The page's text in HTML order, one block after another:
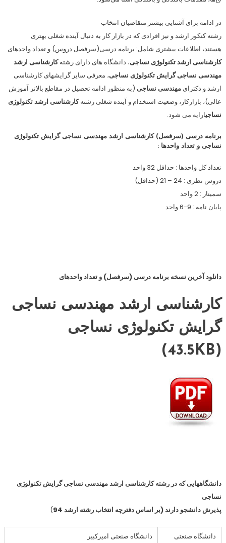
در ادامه برای آشنایی بیشتر متقاضیان انتخاب
رشته کنکور ارشد و نیز افرادی که در بازار کار به دنبال آینده شغلی بهتری
هستند، اطلاعات بیشتری شامل: برنامه درسی(سرفصل دروس) و تعداد واحدهای
کارشناسی ارشد تکنولوژی‌ نساجی‌، دانشگاه های دارای رشتهکارشناسی ارشد
مهندسی نساجی گرایشتکنولوژی نساجی، معرفی سایر گرایشهای کارشناسی
ارشد و دکترایمهندسی نساجی (به منظور ادامه تحصیل در مقاطع بالاتر آموزش
عالی)، بازارکار، وضعیت استخدام و آینده شغلی رشته کارشناسی ارشد تکنولوژی‌
نساجیارایه می شود.
برنامه درسی (سرفصل) کارشناسی ارشد مهندسی نساجی گرایش تکنولوژی
نساجی و تعداد واحدها :
تعداد کل واحدها : حداقل 32 واحد
دروس نظری : 24
–
21(حداقل)
سمینار : 2واحد
پایان نامه : 9-6 واحد
دانلود آخرین نسخه برنامه درسی (سرفصل) و تعداد واحدهای
کارشناسی ارشد مهندسی نساجی
گرایش تکنولوژی نساجی
(43.5KB)
دانشگاههایی که در رشته کارشناسی ارشد مهندسی نساجی گرایش تکنولوژی
نساجی
پذیرش دانشجو دارند (بر اساس دفترچه انتخاب رشته ارشد 94
)
دانشگاه صنعتی
دانشگاه صنعتی امیرکبیر